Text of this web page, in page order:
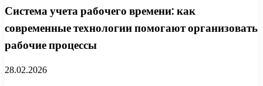
Система учета рабочего времени: как
современные технологии помогают организовать
рабочие процессы
28.02.2026